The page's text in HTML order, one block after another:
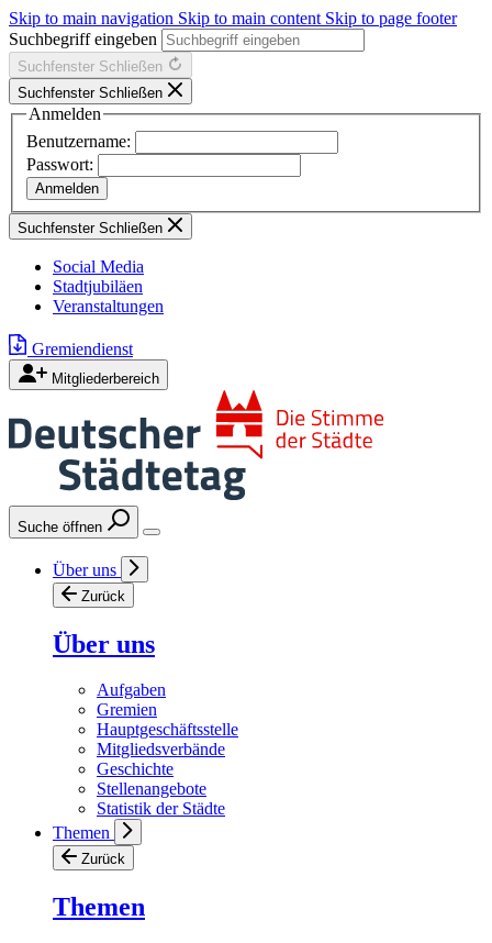
Skip to main navigation Skip to main content Skip to page footer
Suchbegriff eingeben
Suchfenster Schließen
Suchfenster Schließen
Anmelden
Benutzername:
Passwort:
Suchfenster Schließen
Social Media
Stadtjubiläen
Veranstaltungen
Gremiendienst
Mitgliederbereich
Suche öffnen
Über uns
Zurück
Über uns
Aufgaben
Gremien
Hauptgeschäftsstelle
Mitgliedsverbände
Geschichte
Stellenangebote
Statistik der Städte
Themen
Zurück
Themen